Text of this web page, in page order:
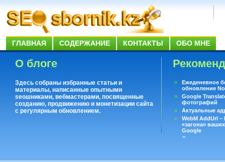
ГЛАВНАЯ СОДЕРЖАНИЕ КОНТАКТЫ ОБО МНЕ
О блоге
Здесь собраны избранные статьи и
материалы, написанные опытными
seoшниками, вебмастерами, посвященные
созданию, продвижению и монетизации сайта
с регулярным обновлением.
Ежеденевное
обновление
Google
фотографий
Актуальные
WebM AddUrl
«загона»
Google
Существует